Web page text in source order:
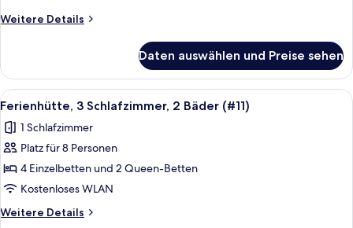
#10)
Weitere Details
Weitere
2 Schlafzimmer
(plus
loft
#10)
Daten auswählen und Preise sehen
Alle
Fotos
für
Ferienhütte,
3 Schlafzimmer,
2
Bäder
(#11)
Ein Zimmer mit zwei Etagenbetten,
9
Ferienhütte, 3 Schlafzimmer, 2 Bäder (#11)
1 Schlafzimmer
Platz für 8 Personen
4 Einzelbetten und 2 Queen-Betten
Kostenloses WLAN
Weitere Details
Weitere